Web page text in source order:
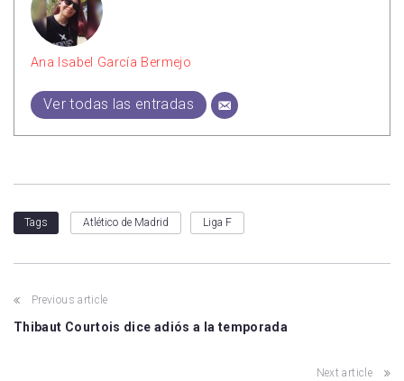
Ana Isabel García Bermejo
Ver todas las entradas
Tags Atlético de Madrid Liga F
Previous article
Thibaut Courtois dice adiós a la temporada
Next article